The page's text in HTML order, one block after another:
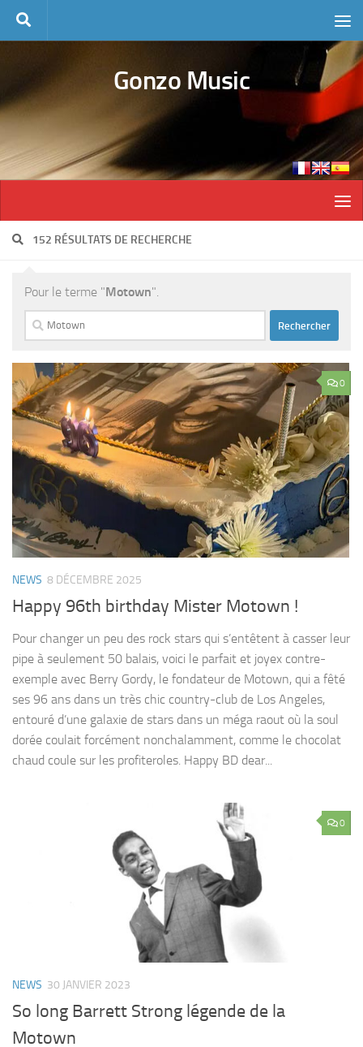
Skip to content
Gonzo Music
152 RÉSULTATS DE RECHERCHE
Pour le terme "Motown".
Rechercher :
0
NEWS 8 DÉCEMBRE 2025
Happy 96th birthday Mister Motown !
Pour changer un peu des rock stars qui s’entêtent à casser leur
pipe à seulement 50 balais, voici le parfait et joyex contre-
exemple avec Berry Gordy, le fondateur de Motown, qui a fêté
ses 96 ans dans un très chic country-club de Los Angeles,
entouré d’une galaxie de stars dans un méga raout où la soul
dorée coulait forcément nonchalamment, comme le chocolat
chaud coule sur les profiteroles. Happy BD dear...
0
NEWS 30 JANVIER 2023
So long Barrett Strong légende de la
Motown